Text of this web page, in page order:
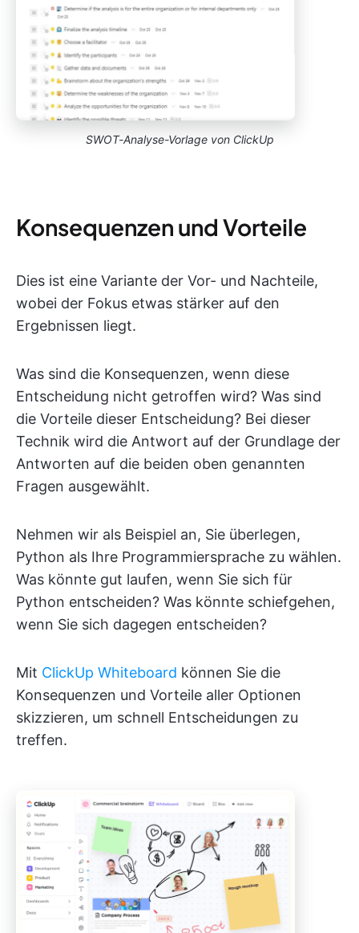
SWOT-Analyse-Vorlage von ClickUp
Konsequenzen und Vorteile
Dies ist eine Variante der Vor- und Nachteile,
wobei der Fokus etwas stärker auf den
Ergebnissen liegt.
Was sind die Konsequenzen, wenn diese
Entscheidung nicht getroffen wird? Was sind
die Vorteile dieser Entscheidung? Bei dieser
Technik wird die Antwort auf der Grundlage der
Antworten auf die beiden oben genannten
Fragen ausgewählt.
Nehmen wir als Beispiel an, Sie überlegen,
Python als Ihre Programmiersprache zu wählen.
Was könnte gut laufen, wenn Sie sich für
Python entscheiden? Was könnte schiefgehen,
wenn Sie sich dagegen entscheiden?
Mit ClickUp Whiteboard können Sie die
Konsequenzen und Vorteile aller Optionen
skizzieren, um schnell Entscheidungen zu
treffen.